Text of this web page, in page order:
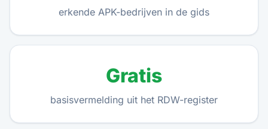
erkende APK-bedrijven in de gids
Gratis
basisvermelding uit het RDW-register